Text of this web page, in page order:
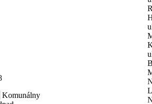
Komunálny